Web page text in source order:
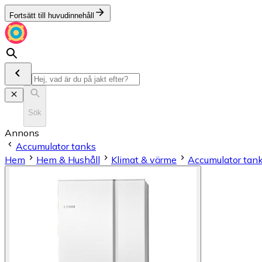
Fortsätt till huvudinnehåll
Sök
Annons
Accumulator tanks
Hem
Hem & Hushåll Klimat & värme Accumulator